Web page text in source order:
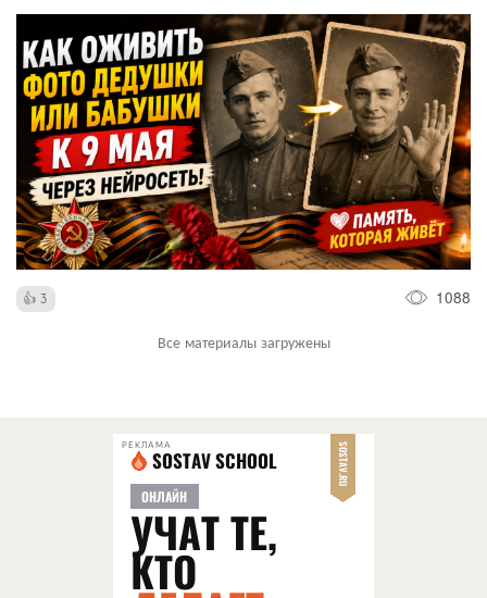
3 1088
Все материалы загружены
РЕКЛАМА